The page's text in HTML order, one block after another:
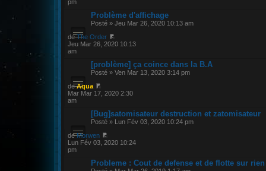
pm
Problème d'affichage
Posté » Jeu Mar 26, 2020 10:13 am
deThe Order
Jeu Mar 26, 2020 10:13
am
[problème] ça coince dans la B.A
Posté » Ven Mar 13, 2020 3:14 pm
deAqua
Mar Mar 17, 2020 2:30
am
[Bug]satomisateur destruction et zatomisateur
Posté » Lun Fév 03, 2020 10:24 pm
deMorwen
Lun Fév 03, 2020 10:24
pm
Probleme : Cout de defense et de flotte sur rien